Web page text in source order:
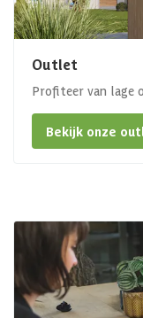
Outlet
Profiteer van lage
Bekijk onze